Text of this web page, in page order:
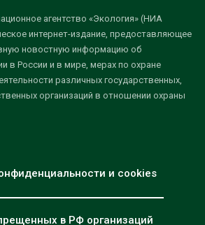
агентство «Экология» (НИА
интернет-издание, предоставляющее
новостную информацию об
в России и в мире, мерах по охране
различных государственных,
организаций в отношении охраны
и cookies
в РФ организаций